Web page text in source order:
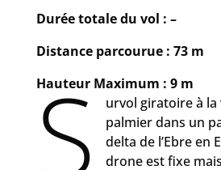
Durée totale du vol : –
Distance parcourue : 73 m
Hauteur Maximum : 9 m
S
urvol giratoire à la
palmier dans un
delta de l’Ebre en
drone est fixe